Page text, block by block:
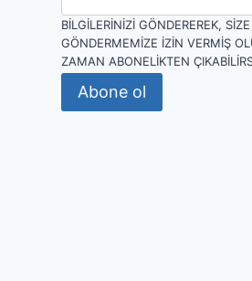
BILGILERINIZI GÖNDEREREK,
GÖNDERMEMIZE IZIN VERMIŞ
ZAMAN ABONELIKTEN
Abone ol